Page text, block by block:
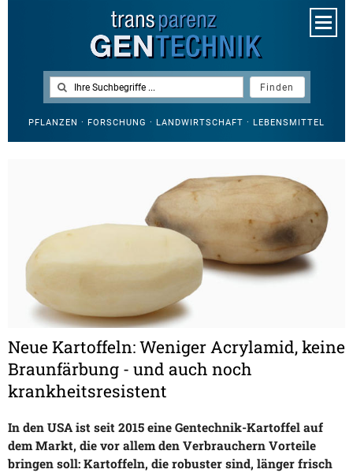
PFLANZEN · FORSCHUNG · LANDWIRTSCHAFT · LEBENSMITTEL
Neue Kartoffeln: Weniger Acrylamid, keine
Braunfärbung - und auch noch
krankheitsresistent
In den USA ist seit 2015 eine Gentechnik-Kartoffel auf
dem Markt, die vor allem den Verbrauchern Vorteile
bringen soll: Kartoffeln, die robuster sind, länger frisch